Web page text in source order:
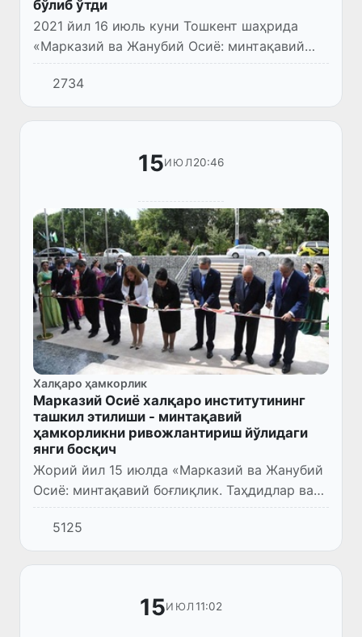
бўлиб ўтди
2021 йил 16 июль куни Тошкент шаҳрида
«Марказий ва Жанубий Осиё: минтақавий
боғлиқлик. Таҳдидлар ва имкониятлар»
мавзусидаги халқаро конференция
доирасида ташқи сиёсат маҳкамалари...
2734
15ИЮЛ 20:46
Халқаро ҳамкорлик
Марказий Осиё халқаро институтининг
ташкил этилиши - минтақавий
ҳамкорликни ривожлантириш йўлидаги
янги босқич
Жорий йил 15 июлда «Марказий ва Жанубий
Осиё: минтақавий боғлиқлик. Таҳдидлар ва
имкониятлар» халқаро конференция
доирасида, Президентимиз Ш.М.
Мирзиёевнинг ташаббуси билан ташкил...
5125
15ИЮЛ 11:02